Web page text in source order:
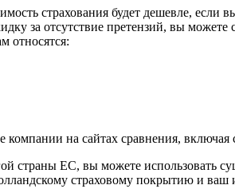
страхования будет дешевле, если
за отсутствие претензий, вы
относятся:
на сайтах сравнения,
страны ЕС, вы можете использовать
страховому покрытию и ваш